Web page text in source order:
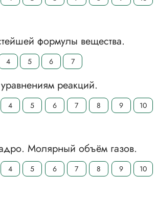
формулы вещества.
4 5 6 7
реакций.
4 5 6 7 8 9
10
Молярный объём газов.
4 5 6 7 8 9
10